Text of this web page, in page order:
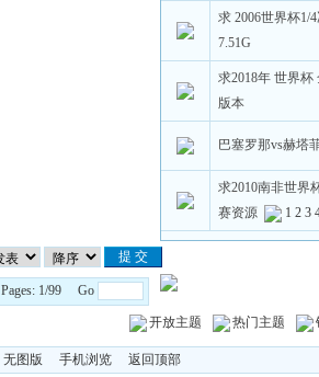
求 2006世界杯1/
7.51G
求2018年 世界杯
版本
巴塞罗那vs赫塔
求2010南非世界
赛资源
1 2 3
Pages: 1/99 Go
开放主题 热门主题
无图版 手机浏览 返回顶部